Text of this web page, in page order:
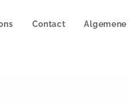
Contact Algemene